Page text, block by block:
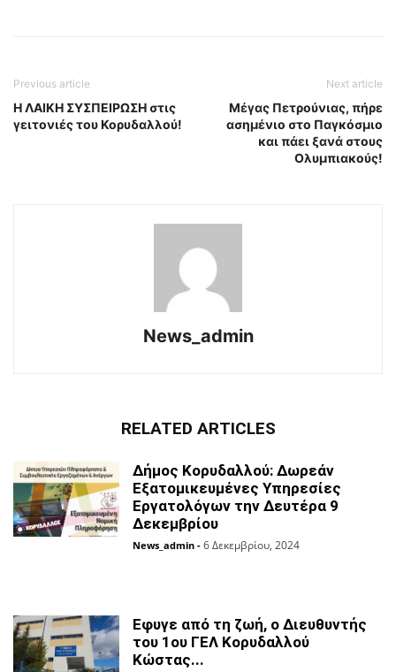
Previous article
Η ΛΑΙΚΗ ΣΥΣΠΕΙΡΩΣΗ στις
γειτονιές του Κορυδαλλού!
Next article
Μέγας Πετρούνιας, πήρε
ασημένιο στο Παγκόσμιο
και πάει ξανά στους
Ολυμπιακούς!
News_admin
RELATED ARTICLES
Δήμος Κορυδαλλού: Δωρεάν
Εξατομικευμένες Υπηρεσίες
Eργατολόγων την Δευτέρα 9
Δεκεμβρίου
News_admin - 6 Δεκεμβρίου, 2024
Εφυγε από τη ζωή, ο Διευθυντής
του 1ου ΓΕΛ Κορυδαλλού
Κώστας...